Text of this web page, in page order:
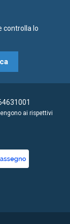
controlla lo
ai rispettivi